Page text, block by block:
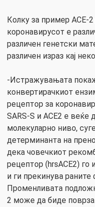
Колку за пример ACE-
коронавирусот е
различен генетски
различен израз кај
-Истражувањата
конвертирачкиот
рецептор за
SARS-S и ACE2 е веќе
молекуларно ниво,
детерминанта на
дека човечкиот
рецептор (hrsACE2) го
и ги прекинува
Променливата
2 може да биде